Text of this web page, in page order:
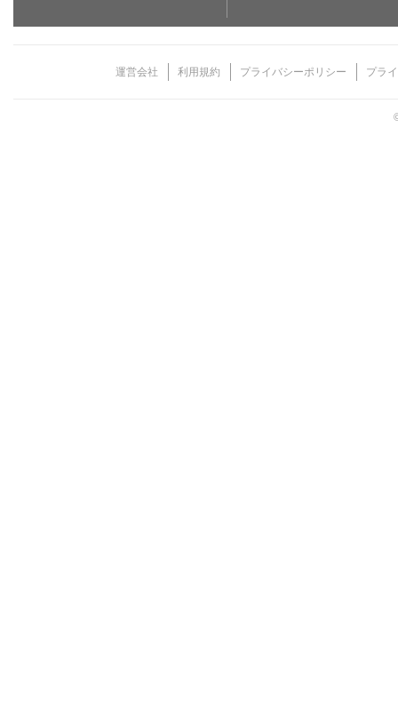
運営会社 利用規約 プライバシーポリシー プラ